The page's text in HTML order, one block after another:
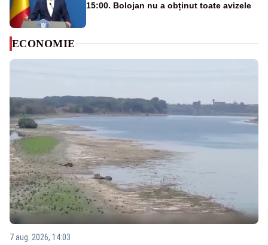
15:00. Bolojan nu a obținut toate avizele
ECONOMIE
7 aug. 2026, 14:03